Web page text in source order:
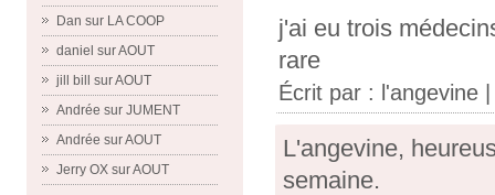
Dan sur LA COOP
daniel surAOUT
jill bill
surAOUT
Andrée sur JUMENT
Andrée surAOUT
Jerry OX surAOUT
j'ai eu trois
rare
Écrit par : l'angevine
L'angevine,
semaine.